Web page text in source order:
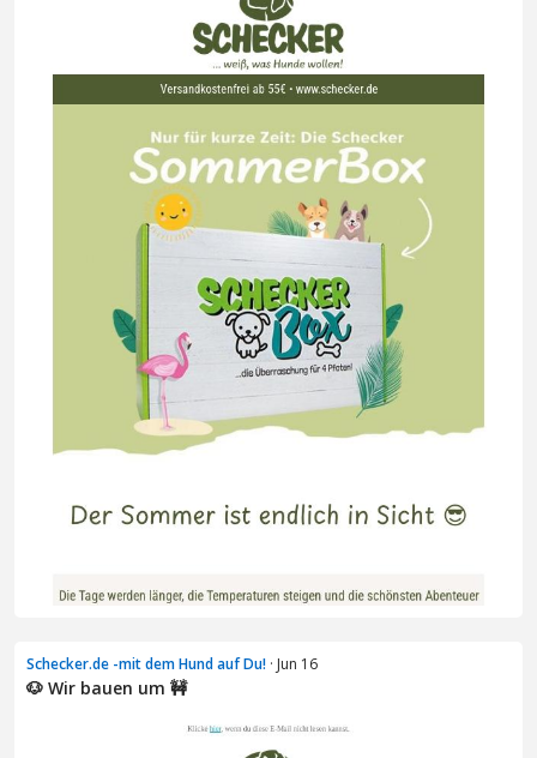
Schecker.de -mit dem Hund auf Du! · Jun 16
🐶 Wir bauen um 🚧